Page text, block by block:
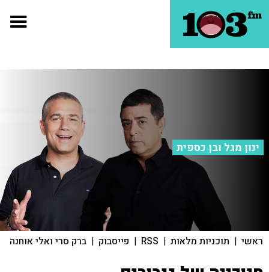
ינון מגל ובן כספית
ראשי | תוכניות מלאות |
RSS
| פייסבוק | ברק סרי ואלי אוחנה